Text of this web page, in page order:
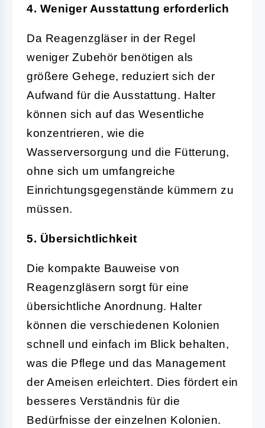
4. Weniger Ausstattung erforderlich
Da Reagenzgläser in der Regel
weniger Zubehör benötigen als
größere Gehege, reduziert sich der
Aufwand für die Ausstattung. Halter
können sich auf das Wesentliche
konzentrieren, wie die
Wasserversorgung und die Fütterung,
ohne sich um umfangreiche
Einrichtungsgegenstände kümmern zu
müssen.
5. Übersichtlichkeit
Die kompakte Bauweise von
Reagenzgläsern sorgt für eine
übersichtliche Anordnung. Halter
können die verschiedenen Kolonien
schnell und einfach im Blick behalten,
was die Pflege und das Management
der Ameisen erleichtert. Dies fördert ein
besseres Verständnis für die
Bedürfnisse der einzelnen Kolonien.